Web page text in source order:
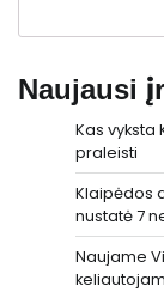
Naujausi
Kas vyksta
praleisti
Klaipėdos
nustatė 7
Naujame